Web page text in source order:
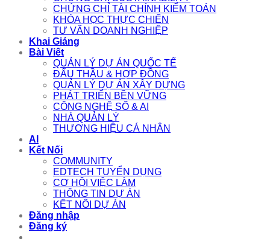
CHỨNG CHỈ TÀI CHÍNH KIỂM TOÁN
KHÓA HỌC THỰC CHIẾN
TƯ VẤN DOANH NGHIỆP
Khai Giảng
Bài Viết
QUẢN LÝ DỰ ÁN QUỐC TẾ
ĐẤU THẦU & HỢP ĐỒNG
QUẢN LÝ DỰ ÁN XÂY DỰNG
PHÁT TRIỂN BỀN VỮNG
CÔNG NGHỆ SỐ & AI
NHÀ QUẢN LÝ
THƯƠNG HIỆU CÁ NHÂN
AI
Kết Nối
COMMUNITY
EDTECH TUYỂN DỤNG
CƠ HỘI VIỆC LÀM
THÔNG TIN DỰ ÁN
KẾT NỐI DỰ ÁN
Đăng nhập
Đăng ký